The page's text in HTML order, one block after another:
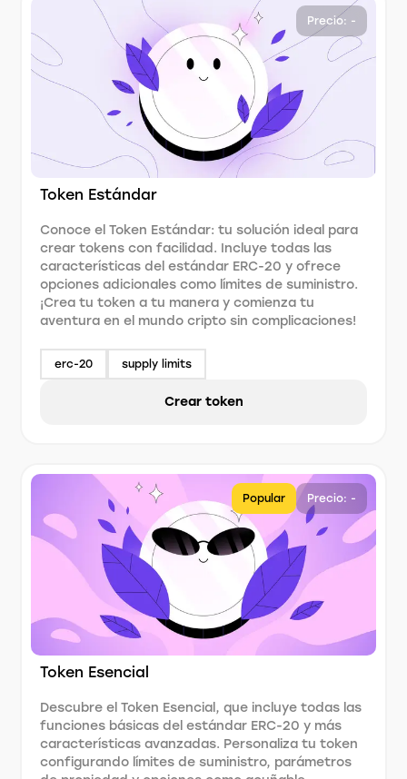
Precio: -
Token Estándar
Conoce el Token Estándar: tu solución ideal para
crear tokens con facilidad. Incluye todas las
características del estándar ERC-20 y ofrece
opciones adicionales como límites de suministro.
¡Crea tu token a tu manera y comienza tu
aventura en el mundo cripto sin complicaciones!
erc-20 supply limits
Crear token
Popular Precio: -
Token Esencial
Descubre el Token Esencial, que incluye todas las
funciones básicas del estándar ERC-20 y más
características avanzadas. Personaliza tu token
configurando límites de suministro, parámetros